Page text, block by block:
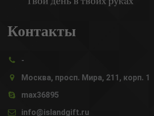
Контакты
-
Москва, просп. Мира, 211, корп. 1
max36895
info@islandgift.ru